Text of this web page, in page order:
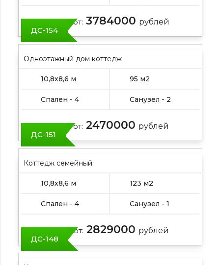
Цена от: 3784000 рублей
ДС-154
Одноэтажный дом коттедж
10,8х8,6 м 95 м2
Спален - 4 Санузел - 2
Цена от: 2470000 рублей
ДС-151
Коттедж семейный
10,8х8,6 м 123 м2
Спален - 4 Санузел - 1
Цена от: 2829000 рублей
ДС-148